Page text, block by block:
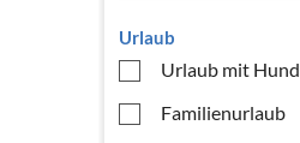
Urlaub
Urlaub mit Hund
Familienurlaub